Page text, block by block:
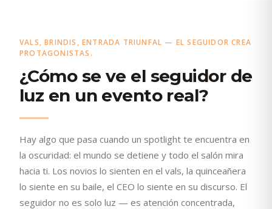
VALS, BRINDIS, ENTRADA TRIUNFAL — EL SEGUIDOR CREA
PROTAGONISTAS.
¿Cómo se ve el seguidor de
luz en un evento real?
Hay algo que pasa cuando un spotlight te encuentra en
la oscuridad: el mundo se detiene y todo el salón mira
hacia ti. Los novios lo sienten en el vals, la quinceañera
lo siente en su baile, el CEO lo siente en su discurso. El
seguidor no es solo luz — es atención concentrada,